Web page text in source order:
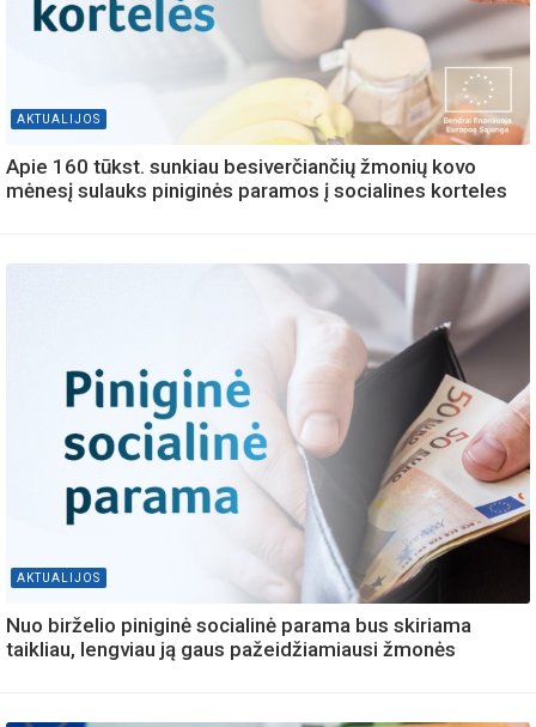
AKTUALIJOS
Apie 160 tūkst. sunkiau besiverčiančių žmonių kovo
mėnesį sulauks piniginės paramos į socialines korteles
AKTUALIJOS
Nuo birželio piniginė socialinė parama bus skiriama
taikliau, lengviau ją gaus pažeidžiamiausi žmonės